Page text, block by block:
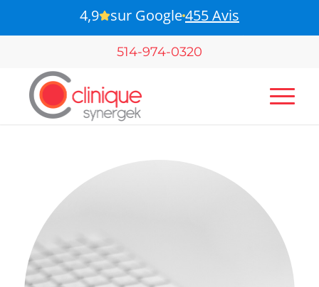
4,9 sur Google455 Avis
B-Pulse - Pour votre santé pelvienne
514-974-0320